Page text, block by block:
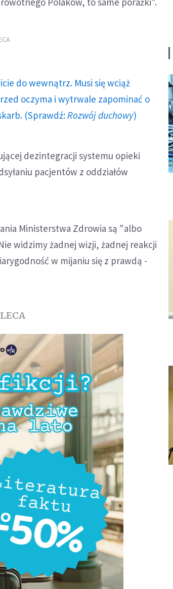
do wewnątrz. Musi się wciąż
oczyma i wytrwale zapominać o
(Sprawdź: Rozwój duchowy)
dezintegracji systemu opieki
pacjentów z oddziałów
Ministerstwa Zdrowia są "albo
widzimy żadnej wizji, żadnej reakcji
w mijaniu się z prawdą -